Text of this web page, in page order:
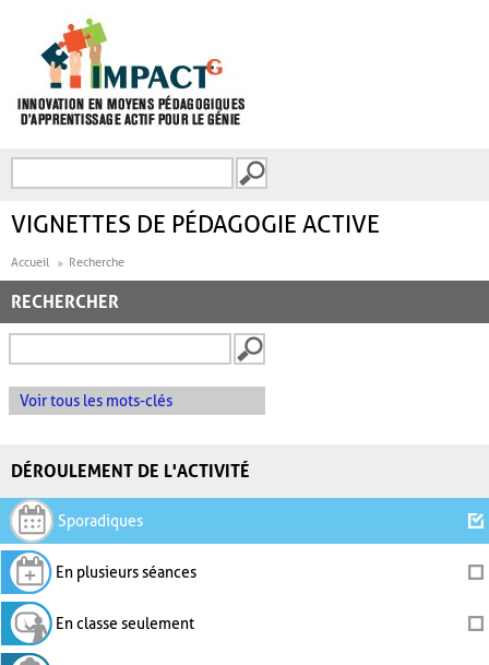
FORMULAIRE DE
VIGNETTES DE PÉDAGOGIE ACTIVE
Accueil Recherche
RECHERCHER
Voir tous les mots-clés
DÉROULEMENT DE L'ACTIVITÉ
Sporadiques
En plusieurs séances
En classe seulement